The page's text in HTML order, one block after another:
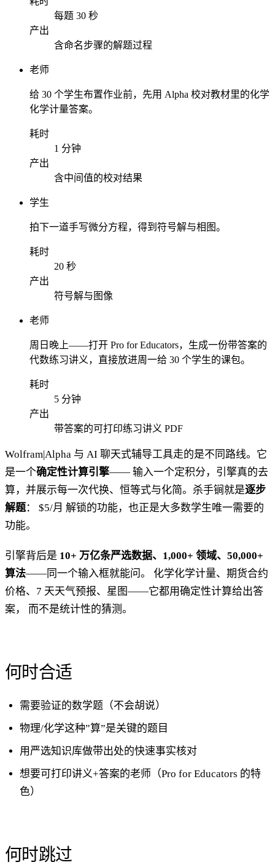
每题 30 秒
产出
含命名步骤的解题过程
老师
给 30 个学生布置作业前，先用 Alpha 校对教材里的化学
化学计量答案。
耗时
1 分钟
产出
含中间值的校对结果
学生
拍下一道手写微分方程，得到符号解与相图。
耗时
20 秒
产出
符号解与图像
老师
周日晚上——打开 Pro for Educators，生成一份带答案的
代数练习讲义，直接放进周一给 30 个学生的课包。
耗时
5 分钟
产出
带答案的可打印练习讲义 PDF
Wolfram|Alpha 与 AI 聊天式辅导工具走的是不同路线。它
是一个确定性计算引擎—— 输入一个定积分，引擎真的去
算，并展示每一次代换、恒等式与化简。杀手锏就是逐步
解题： $5/月 解锁的功能，也正是大多数学生唯一需要的
功能。
引擎背后是 10+ 万亿条严选数据、1,000+ 领域、50,000+
算法——同一个输入框就能问。 化学化学计量、期货合约
价格、7 天天气预报、星图——它都用确定性计算给出答
案， 而不是统计性的猜测。
何时合适
需要验证的数学题（不会胡说）
物理/化学这种”算”是关键的题目
用严选知识库做带出处的快速事实核对
想要可打印讲义+答案的老师（Pro for Educators 的特
色）
何时跳过